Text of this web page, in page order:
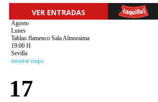
VER ENTRADAS
Agosto
Lunes
Tablao flamenco Sala Almoraima
19:00 H
Sevilla
mostrar mapa
17